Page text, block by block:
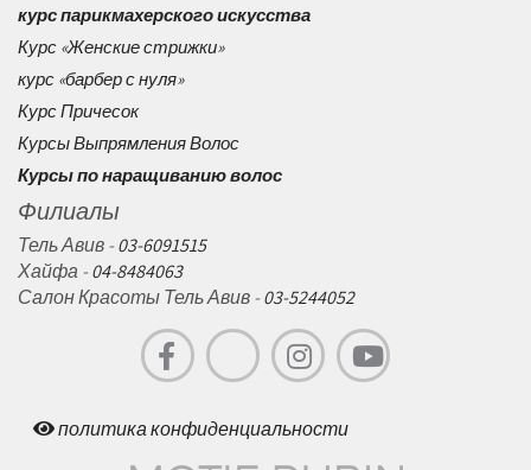
курс парикмахерского искусства
Курс «Женские стрижки»
курс «барбер с нуля»
Курс Причесок
Курсы Выпрямления Волос
Курсы по наращиванию волос
Филиалы
Тель Авив -03-6091515
Хайфа -04-8484063
Салон Красоты Тель Авив -03-5244052
политика конфиденциальности